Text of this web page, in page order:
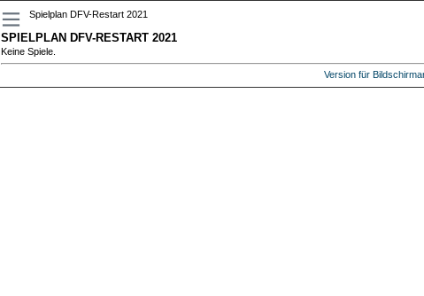
Spielplan DFV-Restart 2021
SPIELPLAN DFV-RESTART 2021
Keine Spiele.
Version für